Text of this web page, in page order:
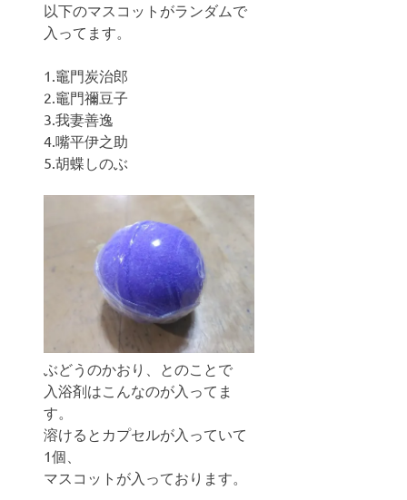
以下のマスコットがランダムで
入ってます。
1.竈門炭治郎
2.竈門禰豆子
3.我妻善逸
4.嘴平伊之助
5.胡蝶しのぶ
ぶどうのかおり、とのことで
入浴剤はこんなのが入ってま
す。
溶けるとカプセルが入っていて
1個、
マスコットが入っております。